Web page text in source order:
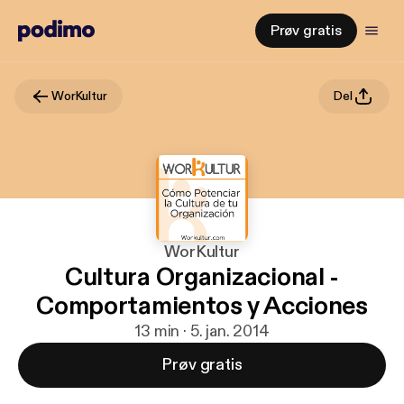
Prøv gratis
WorKultur Del
WorKultur
Cultura Organizacional -
Comportamientos y Acciones
13 min · 5. jan. 2014
Prøv gratis